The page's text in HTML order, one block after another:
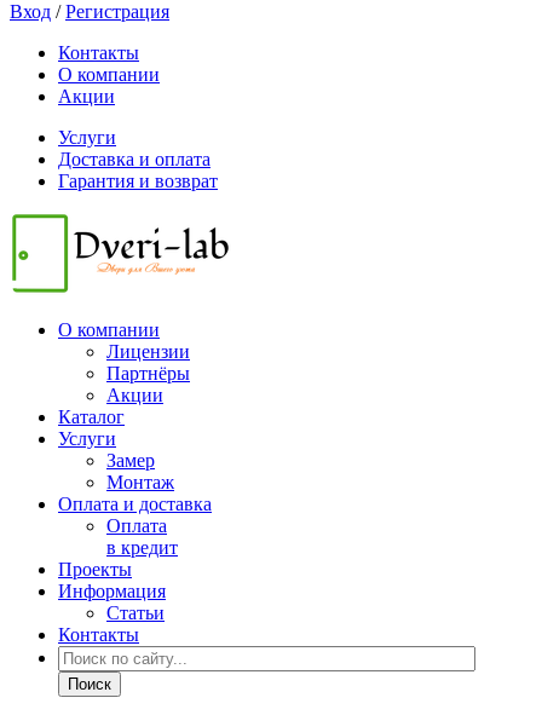
Вход /Регистрация
Контакты
О компании
Акции
Услуги
Доставка и оплата
Гарантия и возврат
О компании
Лицензии
Партнёры
Акции
Каталог
Услуги
Замер
Монтаж
Оплата и доставка
Оплата
в кредит
Проекты
Информация
Статьи
Контакты